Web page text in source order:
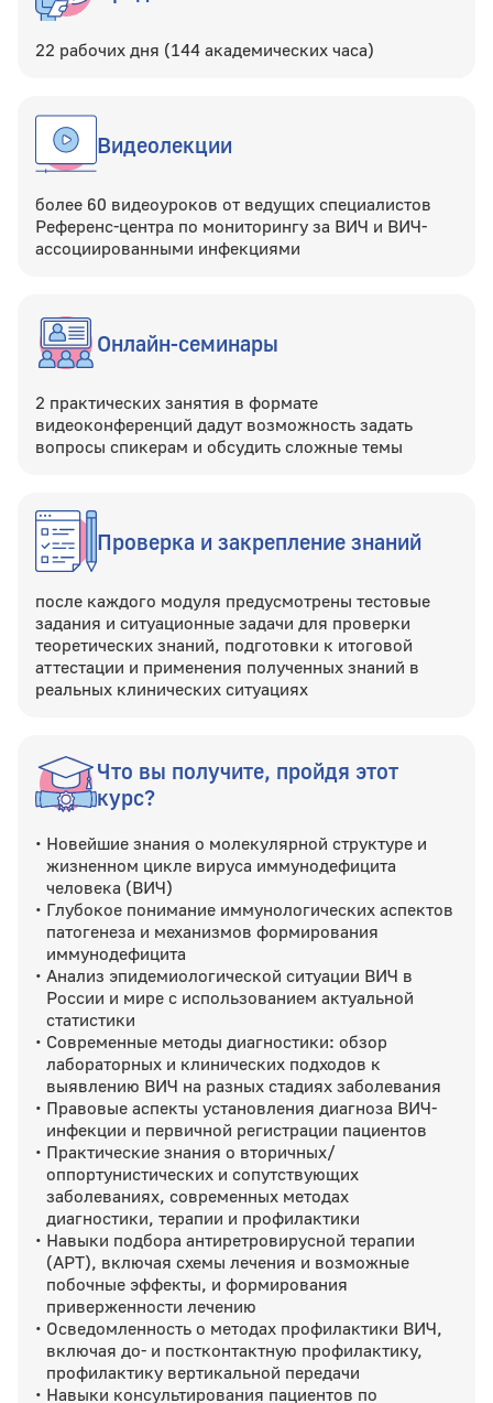
22 рабочих дня (144 академических часа)
Видеолекции
более 60 видеоуроков от ведущих специалистов
Референс-центра по мониторингу за ВИЧ и ВИЧ-
ассоциированными инфекциями
Онлайн-семинары
2 практических занятия в формате
видеоконференций дадут возможность задать
вопросы спикерам и обсудить сложные темы
Проверка и закрепление знаний
после каждого модуля предусмотрены тестовые
задания и ситуационные задачи для проверки
теоретических знаний, подготовки к итоговой
аттестации и применения полученных знаний в
реальных клинических ситуациях
Что вы получите, пройдя этот
курс?
Новейшие знания о молекулярной структуре и
жизненном цикле вируса иммунодефицита
человека (ВИЧ)
Глубокое понимание иммунологических аспектов
патогенеза и механизмов формирования
иммунодефицита
Анализ эпидемиологической ситуации ВИЧ в
России и мире с использованием актуальной
статистики
Современные методы диагностики: обзор
лабораторных и клинических подходов к
выявлению ВИЧ на разных стадиях заболевания
Правовые аспекты установления диагноза ВИЧ-
инфекции и первичной регистрации пациентов
Практические знания о вторичных/
оппортунистических и сопутствующих
заболеваниях, современных методах
диагностики, терапии и профилактики
Навыки подбора антиретровирусной терапии
(АРТ), включая схемы лечения и возможные
побочные эффекты, и формирования
приверженности лечению
Осведомленность о методах профилактики ВИЧ,
включая до- и постконтактную профилактику,
профилактику вертикальной передачи
Навыки консультирования пациентов по